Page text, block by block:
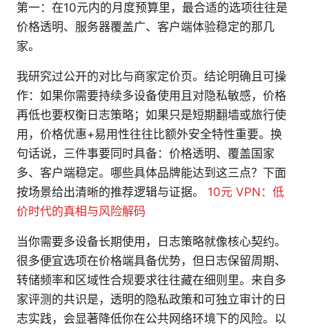
第一：在10元内的月度预算里，最合适的选项往往是
价格透明、服务器覆盖广、客户端体验稳定的那几
家。
我研究过公开的对比与商家定价页。结论明确且可操
作：如果你需要持续多设备使用且对隐私敏感，价格
再低也要权衡日志策略；如果只是短期翻墙或旅行使
用，价格优惠+易用性往往比额外安全特性重要。换
句话说，三件事要同时具备：价格透明、覆盖国家
多、客户端稳定。哪些具体品牌能达到这三点？下面
按场景给出清晰的推荐逻辑与证据。 10元 VPN：低
价时代的真相与风险解码
当你需要多设备长期使用，日志策略就像核心契约。
很多便宜选项在价格端具备优势，但日志保留周期、
转储频率和区域性合规要求往往藏在细则里。来自多
家评测的共识是，透明的隐私政策和可独立审计的日
志实践，会显著降低你在公共网络环境下的风险。以